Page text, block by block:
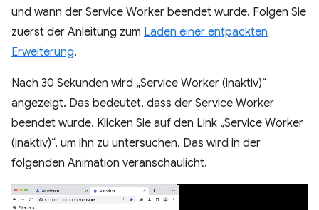
und wann der Service Worker beendet wurde. Folgen Sie
zuerst der Anleitung zum Laden einer entpackten
Erweiterung.
Nach 30 Sekunden wird „Service Worker (inaktiv)“
angezeigt. Das bedeutet, dass der Service Worker
beendet wurde. Klicken Sie auf den Link „Service Worker
(inaktiv)“, um ihn zu untersuchen. Das wird in der
folgenden Animation veranschaulicht.